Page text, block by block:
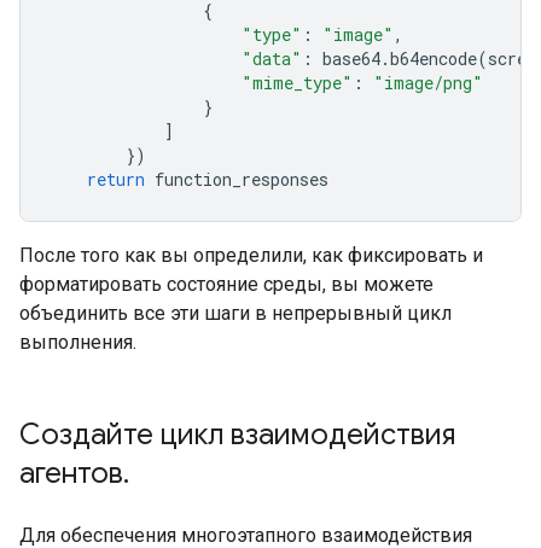
{
"type" : "image" ,
"data" : base64.b64encode(
"mime_type" :
"image/png"
}
]
})
return function_responses
После того как вы определили, как фиксировать и
форматировать состояние среды, вы можете
объединить все эти шаги в непрерывный цикл
выполнения.
Создайте цикл взаимодействия
агентов.
Для обеспечения многоэтапного взаимодействия